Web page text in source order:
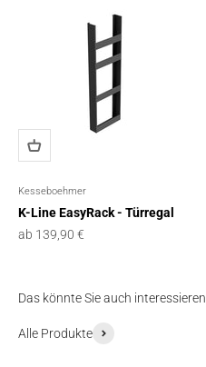
Kesseboehmer
K-Line EasyRack - Türregal
Angebot
ab 139,90 €
Das könnte Sie auch interessieren
Alle Produkte